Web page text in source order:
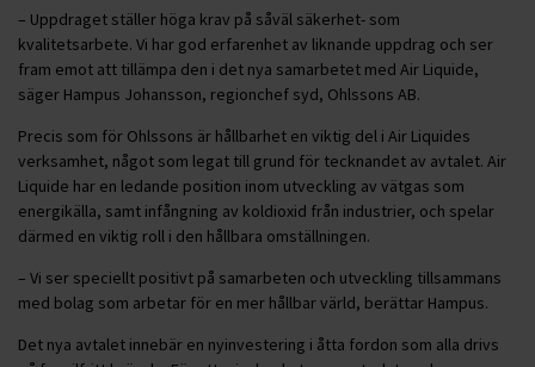
– Uppdraget ställer höga krav på såväl säkerhet- som
kvalitetsarbete. Vi har god erfarenhet av liknande uppdrag och ser
fram emot att tillämpa den i det nya samarbetet med Air Liquide,
säger Hampus Johansson, regionchef syd, Ohlssons AB.
Precis som för Ohlssons är hållbarhet en viktig del i Air Liquides
verksamhet, något som legat till grund för tecknandet av avtalet. Air
Liquide har en ledande position inom utveckling av vätgas som
energikälla, samt infångning av koldioxid från industrier, och spelar
därmed en viktig roll i den hållbara omställningen.
– Vi ser speciellt positivt på samarbeten och utveckling tillsammans
med bolag som arbetar för en mer hållbar värld, berättar Hampus.
Det nya avtalet innebär en nyinvestering i åtta fordon som alla drivs